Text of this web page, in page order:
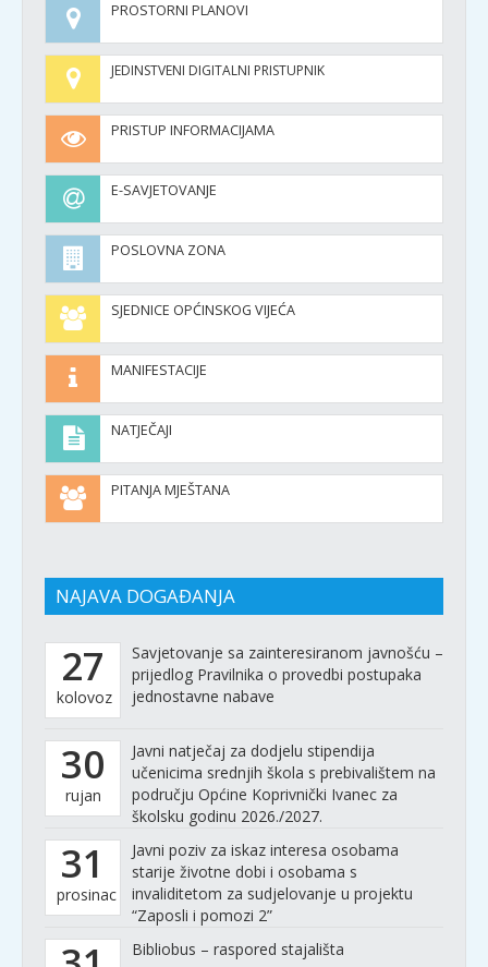
PROSTORNI PLANOVI
JEDINSTVENI DIGITALNI PRISTUPNIK
PRISTUP INFORMACIJAMA
E-SAVJETOVANJE
POSLOVNA ZONA
SJEDNICE OPĆINSKOG VIJEĆA
MANIFESTACIJE
NATJEČAJI
PITANJA MJEŠTANA
NAJAVA DOGAĐANJA
27
kolovoz
Savjetovanje sa zainteresiranom javnošću –
prijedlog Pravilnika o provedbi postupaka
jednostavne nabave
30
rujan
Javni natječaj za dodjelu stipendija
učenicima srednjih škola s prebivalištem na
području Općine Koprivnički Ivanec za
školsku godinu 2026./2027.
31
prosinac
Javni poziv za iskaz interesa osobama
starije životne dobi i osobama s
invaliditetom za sudjelovanje u projektu
“Zaposli i pomozi 2”
Bibliobus – raspored stajališta